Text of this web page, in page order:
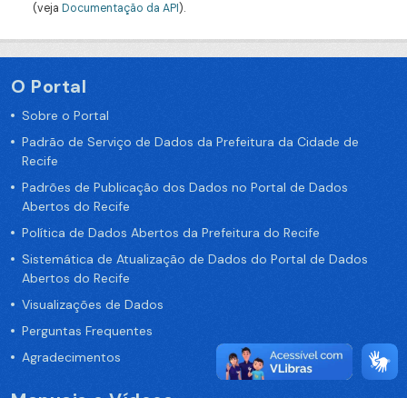
(veja Documentação da API).
O Portal
Sobre o Portal
Padrão de Serviço de Dados da Prefeitura da Cidade de
Recife
Padrões de Publicação dos Dados no Portal de Dados
Abertos do Recife
Política de Dados Abertos da Prefeitura do Recife
Sistemática de Atualização de Dados do Portal de Dados
Abertos do Recife
Visualizações de Dados
Perguntas Frequentes
Agradecimentos